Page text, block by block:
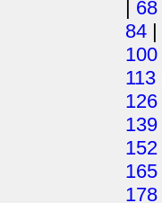
| 68
84 |
100
113
126
139
152
165
178